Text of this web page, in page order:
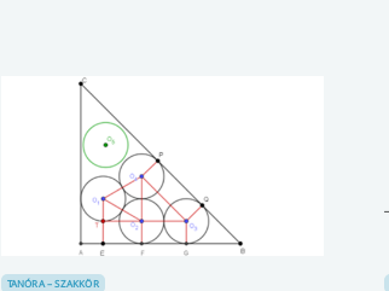
TANÓRA – SZAKKÖR